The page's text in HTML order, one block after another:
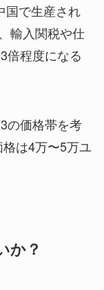
国で生産され
輸入関税や仕
倍程度になる
の価格帯を考
は4万〜5万ユ
か？